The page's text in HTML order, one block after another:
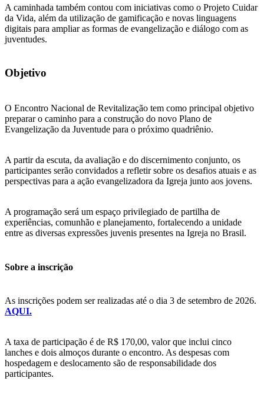
A caminhada também contou com iniciativas como o Projeto Cuidar
da Vida, além da utilização de gamificação e novas linguagens
digitais para ampliar as formas de evangelização e diálogo com as
juventudes.
Objetivo
O Encontro Nacional de Revitalização tem como principal objetivo
preparar o caminho para a construção do novo Plano de
Evangelização da Juventude para o próximo quadriênio.
A partir da escuta, da avaliação e do discernimento conjunto, os
participantes serão convidados a refletir sobre os desafios atuais e as
perspectivas para a ação evangelizadora da Igreja junto aos jovens.
A programação será um espaço privilegiado de partilha de
experiências, comunhão e planejamento, fortalecendo a unidade
entre as diversas expressões juvenis presentes na Igreja no Brasil.
Sobre a inscrição
As inscrições podem ser realizadas até o dia 3 de setembro de 2026.
AQUI.
A taxa de participação é de R$ 170,00, valor que inclui cinco
lanches e dois almoços durante o encontro. As despesas com
hospedagem e deslocamento são de responsabilidade dos
participantes.